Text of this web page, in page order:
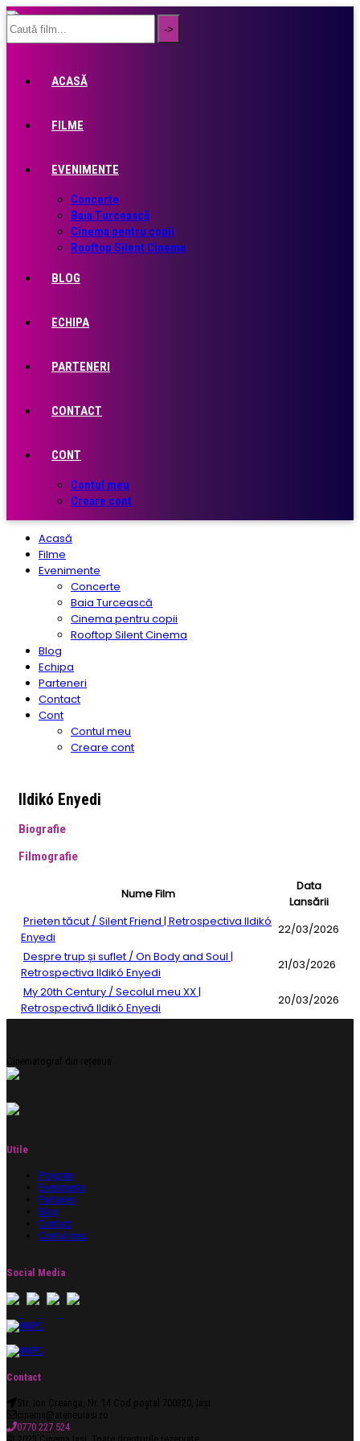
ACASĂ
FILME
EVENIMENTE
Concerte
Baia Turcească
Cinema pentru copii
Rooftop Silent Cinema
BLOG
ECHIPA
PARTENERI
CONTACT
CONT
Contul meu
Creare cont
Acasă
Filme
Evenimente
Concerte
Baia Turcească
Cinema pentru copii
Rooftop Silent Cinema
Blog
Echipa
Parteneri
Contact
Cont
Contul meu
Creare cont
Ildikó Enyedi
Biografie
Filmografie
Nume Film
Data
Lansării
Prieten tăcut / Silent Friend | Retrospectiva Ildikó
Enyedi
22/03/2026
Despre trup și suflet / On Body and Soul |
Retrospectiva Ildikó Enyedi
21/03/2026
My 20th Century / Secolul meu XX |
Retrospectivă Ildikó Enyedi
20/03/2026
Cinematograf din rețeaua
Utile
Program
Evenimente
Parteneri
Blog
Contact
Contul meu
Social Media
Contact
Str. Ion Creanga, Nr. 14 Cod poștal 700320, Iași
cinema@ateneuiasi.ro
0770 227 524